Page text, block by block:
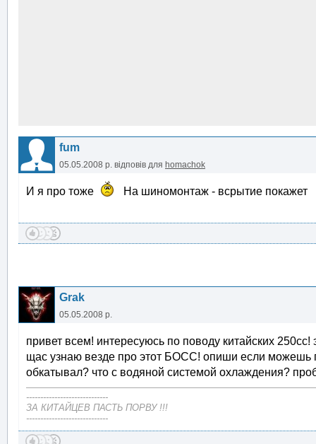
fum
05.05.2008 р. відповів для homachok
И я про тоже На шиномонтаж - всрытие покажет
Grak
05.05.2008 р.
привет всем! интересуюсь по поводу китайских
щас узнаю везде про этот БОСС! опиши если можешь
обкатывал? что с водяной системой охлаждения?
-----------------------------
ЗА КИТАЙЦЕВ ПАСТЬ ПОРВУ !!!
-----------------------------